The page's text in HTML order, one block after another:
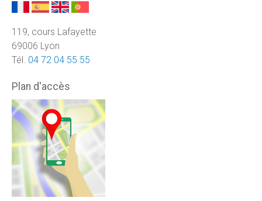
119, cours Lafayette
69006 Lyon
Tél. 04 72 04 55 55
Plan d'accès